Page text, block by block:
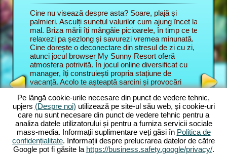
Cine nu visează despre asta? Soare, plajă și
palmieri. Asculți sunetul valurilor cum ajung încet la
mal. Briza mării îți mângâie picioarele, în timp ce te
relaxezi pa șezlong și savurezi vremea minunată.
Cine dorește o deconectare din stresul de zi cu zi,
atunci jocul browser My Sunny Resort oferă
atmosfera potrivită. În jocul online diversificat cu
manager, îți construiești propria stațiune de
vacanță. Acolo te așteaptă sarcini și provocări
captivante. Sub comanda unui manager de
stațiune, la început înveți principalele funcțiuni din
joc. Apoi începi propriul vis de vacanță. Dezvolți
propria stațiune de plajă. Bineînțeles ai planuri
ambițioase. Scopul tău în aventura online este
mulțumirea oaspeților și să extinzi stațiunea la 5
stele. Pentru asta îți stau la dispoziție numeroase
funcțiuni și caracteristici. Cu cât avansezi în joc,
În jocul
unui
te
Aici
de
joc
plajă și
online
le poți
grozav
Pe lângă cookie-urile necesare din punct de vedere tehnic,
upjers (Despre noi) utilizează pe site-ul său web, și cookie-uri
care nu sunt necesare din punct de vedere tehnic pentru a
analiza datele utilizatorului și pentru a furniza servicii sociale
mass-media. Informații suplimentare veți găsi în Politica de
confidențialitate. Informații despre prelucrarea datelor de către
Google pot fi găsite la https://business.safety.google/privacy/.